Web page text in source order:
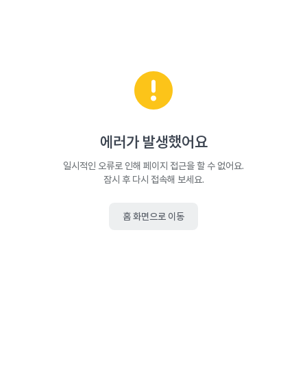
에러가 발생했어요
일시적인 오류로 인해 페이지 접근을 할 수 없어요.
잠시 후 다시 접속해 보세요.
홈 화면으로 이동